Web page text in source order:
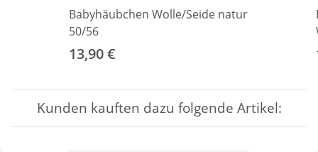
Babyhäubchen Wolle/Seide natur
50/56
13,90 €
Kunden kauften dazu folgende Artikel: